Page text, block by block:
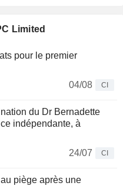
Limited
pour le premier
04/08
CI
du Dr Bernadette
indépendante, à
24/07
CI
piège après une